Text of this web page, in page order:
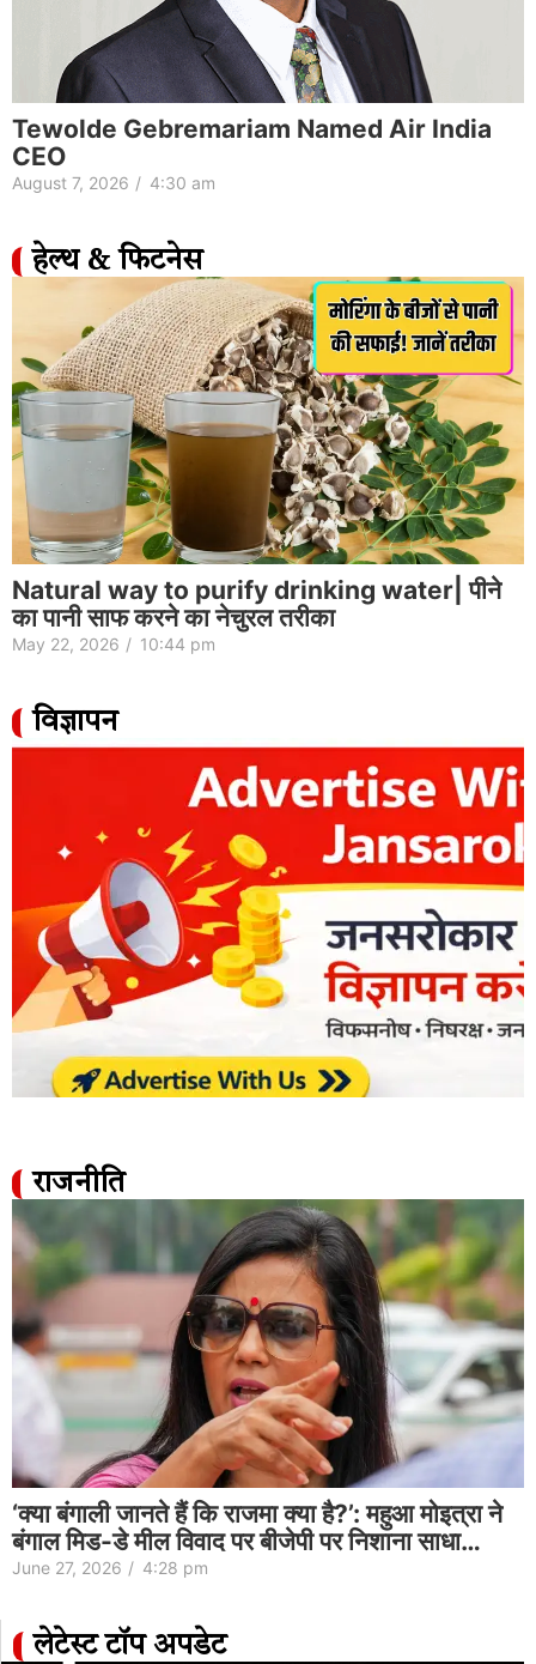
Tewolde Gebremariam Named Air India
CEO
August 7, 2026 / 4:30 am
हेल्थ & फिटनेस
Natural way to purify drinking water| पीने
का पानी साफ करने का नेचुरल तरीका
May 22, 2026 / 10:44 pm
विज्ञापन
राजनीति
‘क्या बंगाली जानते हैं कि राजमा क्या है?’: महुआ मोइत्रा ने
बंगाल मिड-डे मील विवाद पर बीजेपी पर निशाना साधा…
June 27, 2026 / 4:28 pm
लेटेस्ट टॉप अपडेट